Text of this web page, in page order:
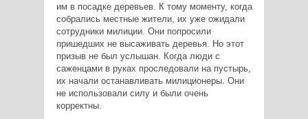
им в посадке деревьев. К тому моменту, когда
собрались местные жители, их уже ожидали
сотрудники милиции. Они попросили
пришедших не высаживать деревья. Но этот
призыв не был услышан. Когда люди с
саженцами в руках проследовали на пустырь,
их начали останавливать милиционеры. Они
не использовали силу и были очень
корректны.